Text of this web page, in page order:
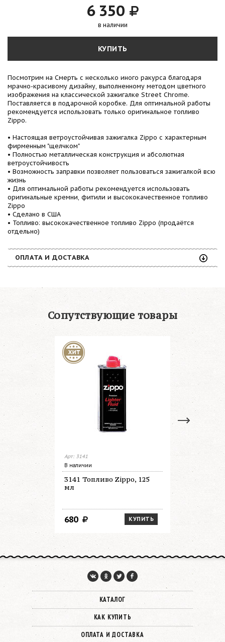
6 350
в наличии
КУПИТЬ
Посмотрим на Смерть с несколько иного ракурса благодаря
мрачно-красивому дизайну, выполненному методом цветного
изображения на классической зажигалке Street Chrome.
Поставляется в подарочной коробке. Для оптимальной работы
рекомендуется использовать только оригинальное топливо
Zippo.
• Настоящая ветроустойчивая зажигалка Zippo с характерным
фирменным "щелчком"
• Полностью металлическая конструкция и абсолютная
ветроустойчивость
• Возможность заправки позволяет пользоваться зажигалкой всю
жизнь
• Для оптимальной работы рекомендуется использовать
оригинальные кремни, фитили и высококачественное топливо
Zippo
• Сделано в США
• Топливо: высококачественное топливо Zippo (продаётся
отдельно)
ОПЛАТА И ДОСТАВКА
Сопутствующие товары
Арт: 3141
В наличии
3141 Топливо Zippo, 125
мл
КУПИТЬ
680
В наличии
100 R
КАТАЛОГ
КАК КУПИТЬ
ОПЛАТА И ДОСТАВКА